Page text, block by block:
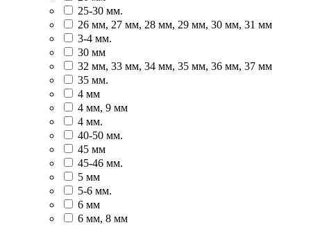
25-30 мм.
26 мм, 27 мм, 28 мм, 29 мм, 30 мм, 31 мм
3-4 мм.
30 мм
32 мм, 33 мм, 34 мм, 35 мм, 36 мм, 37 мм
35 мм.
4 мм
4 мм, 9 мм
4 мм.
40-50 мм.
45 мм
45-46 мм.
5 мм
5-6 мм.
6 мм
6 мм, 8 мм